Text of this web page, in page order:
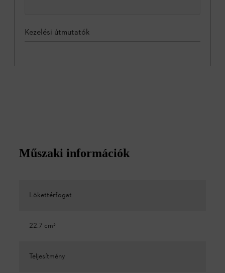
Kezelési útmutatók
Műszaki információk
Lökettérfogat
22.7 cm³
Teljesítmény